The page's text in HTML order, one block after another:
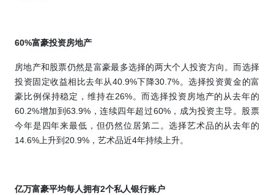
60%富豪投资房地产
房地产和股票仍然是富豪最多选择的两大个人投资方向。而选择
投资固定收益相比去年从40.9%下降30.7%。选择投资黄金的富
豪比例保持稳定，维持在26%。而选择投资房地产的从去年的
60.2%增加到63.9% ，连续四年超过60%，成为投资主导。股票
今年是四年来最低，但仍然位居第二。选择艺术品的从去年的
14.6% 上升到 20.9% ，艺术品近4年持续上升。
亿万富豪平均每人拥有2个私人银行账户